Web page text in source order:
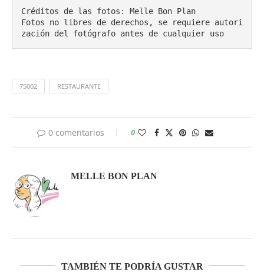
Créditos de las fotos: Melle Bon Plan
Fotos no libres de derechos, se requiere autori
zación del fotógrafo antes de cualquier uso
75002 RESTAURANTE
0 comentarios 0
MELLE BON PLAN
TAMBIÉN TE PODRÍA GUSTAR